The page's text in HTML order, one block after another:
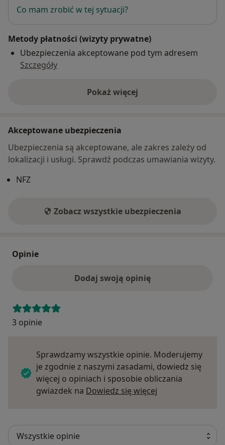
Co mam zrobić w tej sytuacji?
Metody płatności (wizyty prywatne)
Ubezpieczenia akceptowane pod tym adresem
Szczegóły
Pokaż więcej
o adresie
Akceptowane ubezpieczenia
Ubezpieczenia są akceptowane, ale zakres zależy od
lokalizacji i usługi. Sprawdź podczas umawiania wizyty.
NFZ
Zobacz wszystkie ubezpieczenia
Opinie
Dodaj swoją opinię
3 opinie
Sprawdzamy wszystkie opinie. Moderujemy
je zgodnie z naszymi zasadami, dowiedz się
więcej o opiniach i sposobie obliczania
gwiazdek na Dowiedz się więcej